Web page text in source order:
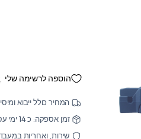
הוספה לרשימה שלי
המחיר כולל ייבוא
זמן אספקה: כ 14 ימי עסקים
שירות, ואחריות